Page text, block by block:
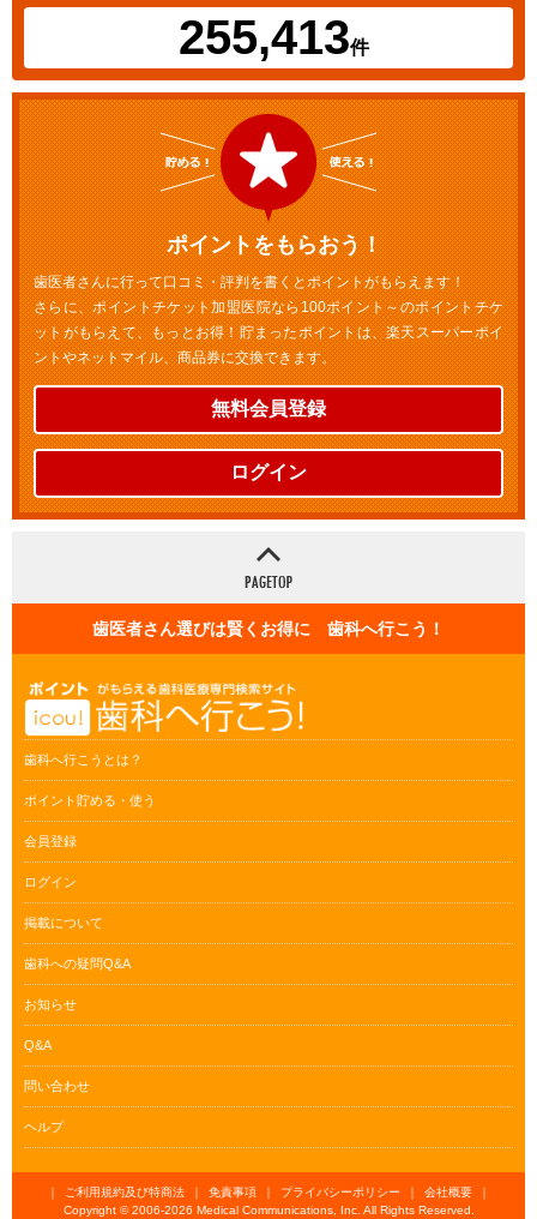
255,413件
ポイントをもらおう！
歯医者さんに行って口コミ・評判を書くとポイントがもらえます！
さらに、ポイントチケット加盟医院なら100ポイント～のポイントチケ
ットがもらえて、もっとお得！貯まったポイントは、楽天スーパーポイ
ントやネットマイル、商品券に交換できます。
無料会員登録
ログイン
歯医者さん選びは賢くお得に 歯科へ行こう！
歯科へ行こうとは？
ポイント貯める・使う
会員登録
ログイン
掲載について
歯科への疑問Q&A
お知らせ
Q&A
問い合わせ
ヘルプ
｜ ご利用規約及び特商法 ｜ 免責事項 ｜ プライバシーポリシー ｜ 会社概要
｜
Copyright © 2006-2026 Medical Communications, Inc. All Rights Reserved.